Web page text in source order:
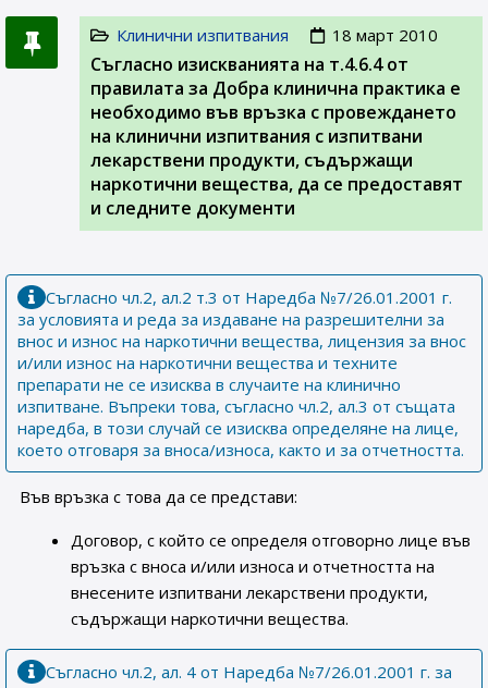
Клинични изпитвания 18 март 2010
Съгласно изискванията на т.4.6.4 от
правилата за Добра клинична практика е
необходимо във връзка с провеждането
на клинични изпитвания с изпитвани
лекарствени продукти, съдържащи
наркотични вещества, да се предоставят
и следните документи
Съгласно чл.2, ал.2 т.3 от Наредба №7/26.01.2001 г.
за условията и реда за издаване на разрешителни за
внос и износ на наркотични вещества, лицензия за внос
и/или износ на наркотични вещества и техните
препарати не се изисква в случаите на клинично
изпитване. Въпреки това, съгласно чл.2, ал.3 от същата
наредба, в този случай се изисква определяне на лице,
което отговаря за вноса/износа, както и за отчетността.
Във връзка с това да се представи:
Договор, с който се определя отговорно лице във
връзка с вноса и/или износа и отчетността на
внесените изпитвани лекарствени продукти,
съдържащи наркотични вещества.
Съгласно чл.2, ал. 4 от Наредба №7/26.01.2001 г. за